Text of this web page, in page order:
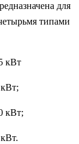
для
типами
кВт
кВт;